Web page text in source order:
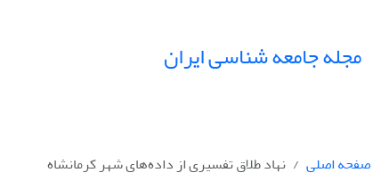
مجله جامعه شناسی ایران
صفحه اصلی نهاد طلاق تفسیری از داده‌های شهر کرمانشاه